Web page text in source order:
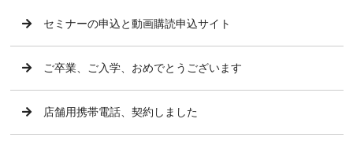
セミナーの申込と動画購読申込サイト
ご卒業、ご入学、おめでとうございます
店舗用携帯電話、契約しました